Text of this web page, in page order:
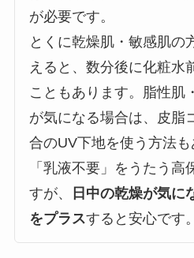
が必要です。
とくに乾燥肌・敏感肌の
えると、数分後に化粧水
こともあります。脂性肌
が気になる場合は、皮脂
合のUV下地を使う方法も
「乳液不要」をうたう高
すが、
日中の乾燥が気に
をプラスすると安心です。